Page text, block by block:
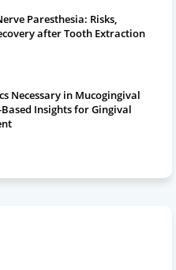
Paresthesia: Risks,
after Tooth Extraction
Necessary in Mucogingival
Insights for Gingival